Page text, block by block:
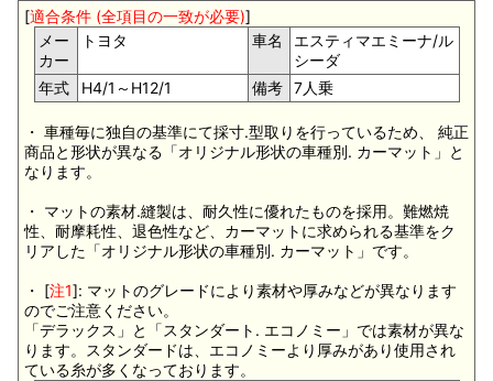
[適合条件 (全項目の一致が必要)]
メー
カー
トヨタ 車名
エスティマエミーナ/ル
シーダ
年式
H4/1～H12/1 備考 7人乗
・ 車種毎に独自の基準にて採寸.型取りを行っているため、 純正
商品と形状が異なる「オリジナル形状の車種別. カーマット」と
なります。
・ マットの素材.縫製は、耐久性に優れたものを採用。難燃焼
性、耐摩耗性、退色性など、カーマットに求められる基準をク
リアした「オリジナル形状の車種別. カーマット」です。
・ [注1]: マットのグレードにより素材や厚みなどが異なります
のでご注意ください。
「デラックス」と「スタンダート. エコノミー」では素材が異な
ります。スタンダードは、エコノミーより厚みがあり使用され
ている糸が多くなっております。